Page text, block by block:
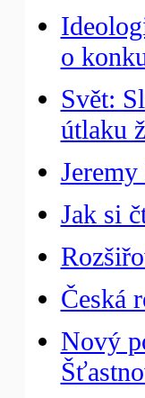
o
Svět:
útlaku
Jak si
Česká
Nový